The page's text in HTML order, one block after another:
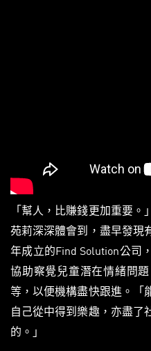
「幫人，比賺錢更加重要
苑莉深深體會到，盡早發現
年成立的Find Solution公司
協助察覺兒童潛在情緒問
等，以便機構盡快跟進。「
自己從中得到樂趣，亦盡了
的。」